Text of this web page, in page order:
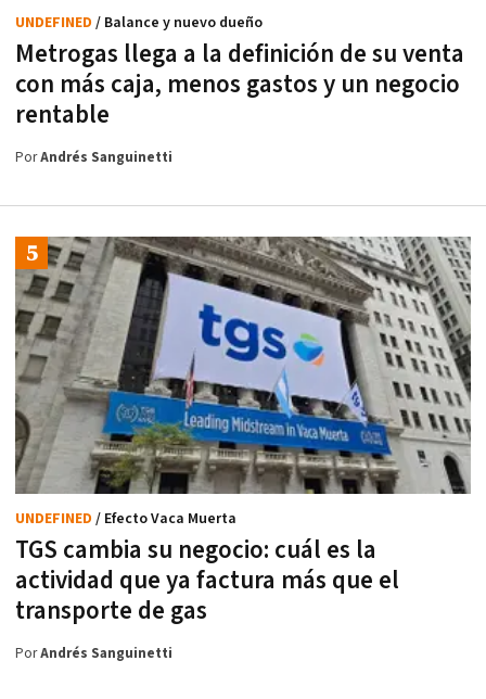
Metrogas llega a la definición de su venta
con más caja, menos gastos y un negocio
rentable
UNDEFINED / Balance y nuevo dueño
PorAndrés Sanguinetti
TGS cambia su negocio: cuál es la
actividad que ya factura más que el
transporte de gas
UNDEFINED / Efecto Vaca Muerta
PorAndrés Sanguinetti